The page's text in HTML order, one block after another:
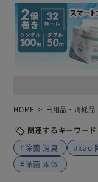
HOME 日用品・消耗品
関連するキーワード
#除菌 消臭
#kao
#除菌 本体